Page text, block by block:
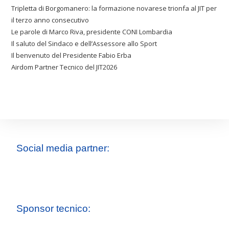
Tripletta di Borgomanero: la formazione novarese trionfa al JIT per
il terzo anno consecutivo
Le parole di Marco Riva, presidente CONI Lombardia
Il saluto del Sindaco e dell’Assessore allo Sport
Il benvenuto del Presidente Fabio Erba
Airdom Partner Tecnico del JIT2026
Social media partner:
Sponsor tecnico: